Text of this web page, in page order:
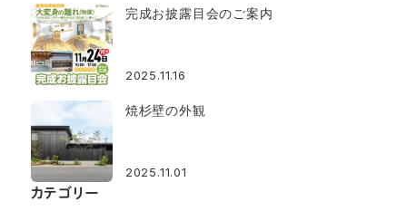
完成お披露目会のご案内
2025.11.16
焼杉壁の外観
2025.11.01
カテゴリー